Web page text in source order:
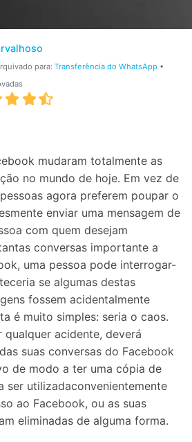
para: Transferência do WhatsApp•
mudaram totalmente as
no mundo de hoje. Em vez de
agora preferem poupar o
enviar uma mensagem de
com quem desejam
conversas importante a
uma pessoa pode interrogar-
se algumas destas
fossem acidentalmente
é muito simples: seria o caos.
acidente, deverá
suas conversas do Facebook
de modo a ter uma cópia de
ser utilizadaconvenientemente
ao Facebook, ou as suas
eliminadas de alguma forma.